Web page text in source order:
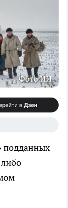
Фото ИИ
подданных